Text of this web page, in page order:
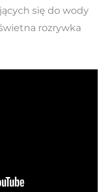
się do wody
rozrywka